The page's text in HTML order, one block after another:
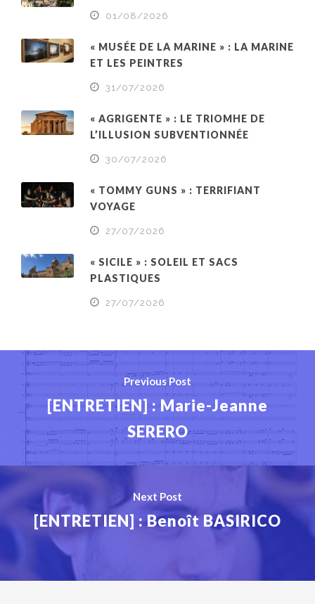
01/08/2026
« MUSÉE DE LA MARINE » : LA MARINE
ET LES PEINTRES
31/07/2026
« AGRIGENTE » : LE TRIOMHE DE
L’ILLUSION SUBVENTIONNÉE
30/07/2026
« TOMMY GUNS » : TERRIFIANT
VOYAGE
27/07/2026
« SICILE » : SOLEIL ET SACS
PLASTIQUES
27/07/2026
Previous Post
[ENTRETIEN] : Marie-Jeanne
SERERO
Next Post
[ENTRETIEN] : Benoît BASIRICO